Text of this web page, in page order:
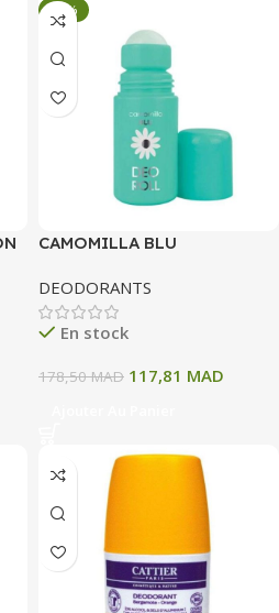
-34%
CAMOMILLA BLU
DEODORANTS
En stock
178,50MAD 117,81 MAD